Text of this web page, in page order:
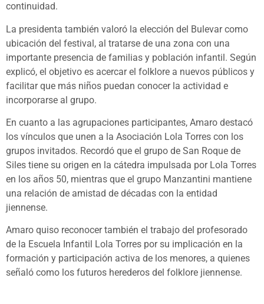
continuidad.
La presidenta también valoró la elección del Bulevar como
ubicación del festival, al tratarse de una zona con una
importante presencia de familias y población infantil. Según
explicó, el objetivo es acercar el folklore a nuevos públicos y
facilitar que más niños puedan conocer la actividad e
incorporarse al grupo.
En cuanto a las agrupaciones participantes, Amaro destacó
los vínculos que unen a la Asociación Lola Torres con los
grupos invitados. Recordó que el grupo de San Roque de
Siles tiene su origen en la cátedra impulsada por Lola Torres
en los años 50, mientras que el grupo Manzantini mantiene
una relación de amistad de décadas con la entidad
jiennense.
Amaro quiso reconocer también el trabajo del profesorado
de la Escuela Infantil Lola Torres por su implicación en la
formación y participación activa de los menores, a quienes
señaló como los futuros herederos del folklore jiennense.